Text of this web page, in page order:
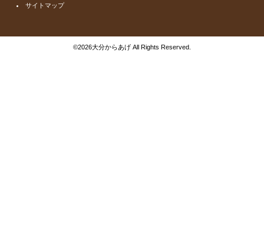
サイトマップ
©2026大分からあげ All Rights Reserved.